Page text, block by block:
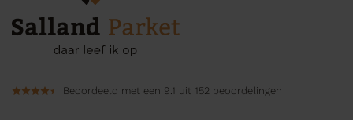
Beoordeeld met een 9.1 uit 152 beoordelingen